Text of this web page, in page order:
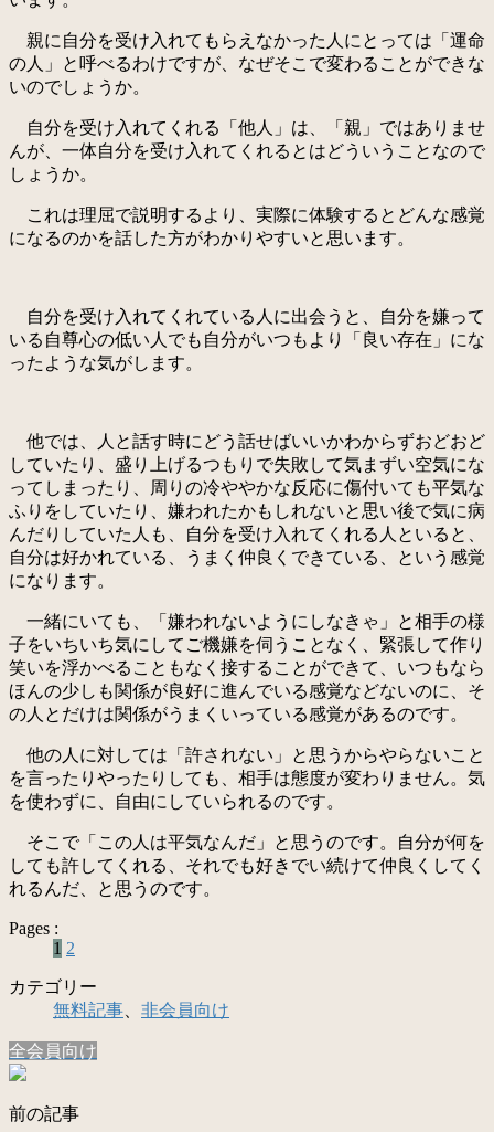
親に自分を受け入れてもらえなかった人にとっては「運命
の人」と呼べるわけですが、なぜそこで変わることができな
いのでしょうか。
自分を受け入れてくれる「他人」は、「親」ではありませ
んが、一体自分を受け入れてくれるとはどういうことなので
しょうか。
これは理屈で説明するより、実際に体験するとどんな感覚
になるのかを話した方がわかりやすいと思います。
自分を受け入れてくれている人に出会うと、自分を嫌って
いる自尊心の低い人でも自分がいつもより「良い存在」にな
ったような気がします。
他では、人と話す時にどう話せばいいかわからずおどおど
していたり、盛り上げるつもりで失敗して気まずい空気にな
ってしまったり、周りの冷ややかな反応に傷付いても平気な
ふりをしていたり、嫌われたかもしれないと思い後で気に病
んだりしていた人も、自分を受け入れてくれる人といると、
自分は好かれている、うまく仲良くできている、という感覚
になります。
一緒にいても、「嫌われないようにしなきゃ」と相手の様
子をいちいち気にしてご機嫌を伺うことなく、緊張して作り
笑いを浮かべることもなく接することができて、いつもなら
ほんの少しも関係が良好に進んでいる感覚などないのに、そ
の人とだけは関係がうまくいっている感覚があるのです。
他の人に対しては「許されない」と思うからやらないこと
を言ったりやったりしても、相手は態度が変わりません。気
を使わずに、自由にしていられるのです。
そこで「この人は平気なんだ」と思うのです。自分が何を
しても許してくれる、それでも好きでい続けて仲良くしてく
れるんだ、と思うのです。
Pages :
1 2
カテゴリー
無料記事
非会員向け
全会員向け
前の記事